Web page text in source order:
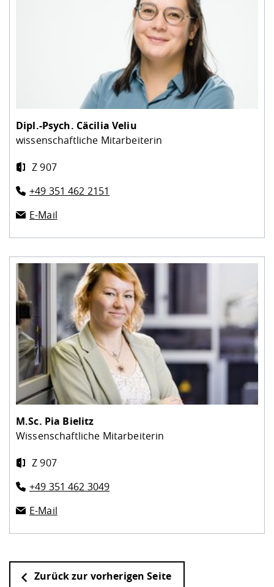
Dipl.-Psych. Cäcilia Veliu
wissenschaftliche Mitarbeiterin
Z 907
+49 351 462 2151
E-Mail
M.Sc. Pia Bielitz
Wissenschaftliche Mitarbeiterin
Z 907
+49 351 462 3049
E-Mail
Zurück zur vorherigen Seite